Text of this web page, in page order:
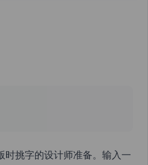
时挑字的设计师准备。输入一